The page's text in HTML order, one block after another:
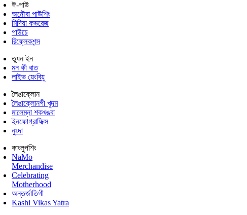
ঈ-পাউ
অনৌবা পাউশিং
মিদিয়া কভরেজ
পাউচে
রিফ্লেকশন্স
ত্যুন ইন
মন কী বাত
লাইভ য়েংবিয়ু
লৈঙাক্লোন
লৈঙাক্লোনগী খুদম
মালেম্না শকখঙবা
ইনফোগ্রাফিক্স
নুংদা
কাংলুপশিং
NaMo
Merchandise
Celebrating
Motherhood
অন্তর্জাতিগী
Kashi Vikas Yatra